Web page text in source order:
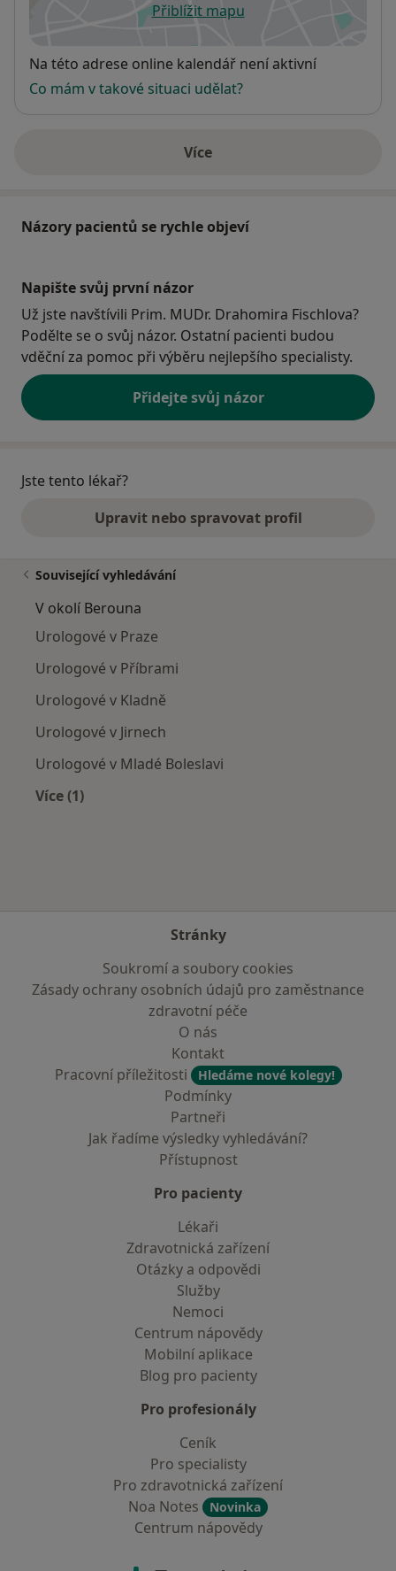
Přiblížit mapuse otevře v nové záložce
Dostupnost
Na této adrese online kalendář není aktivní
Co mám v takové situaci udělat?
Víceo adrese
Názory pacientů se rychle objeví
Napište svůj první názor
Už jste navštívili Prim. MUDr. Drahomira Fischlova?
Podělte se o svůj názor. Ostatní pacienti budou
vděční za pomoc při výběru nejlepšího specialisty.
Přidejte svůj názor
Jste tento lékař?
Upravit nebo spravovat profil
Související vyhledávání
V okolí Berouna
Urologové v Praze
Urologové v Příbrami
Urologové v Kladně
Urologové v Jirnech
Urologové v Mladé Boleslavi
Více (1)
Stránky
Soukromí a soubory cookies
Zásady ochrany osobních údajů pro zaměstnance
zdravotní péče
O nás
Kontakt
Pracovní příležitosti
Hledáme nové kolegy!
Podmínky
Partneři
Jak řadíme výsledky vyhledávání?
Přístupnost
Pro pacienty
Lékaři
Zdravotnická zařízení
Otázky a odpovědi
Služby
Nemoci
Centrum nápovědy
Mobilní aplikace
Blog pro pacienty
Pro profesionály
Ceník
Pro specialisty
Pro zdravotnická zařízení
Noa Notes
Novinka
Centrum nápovědy